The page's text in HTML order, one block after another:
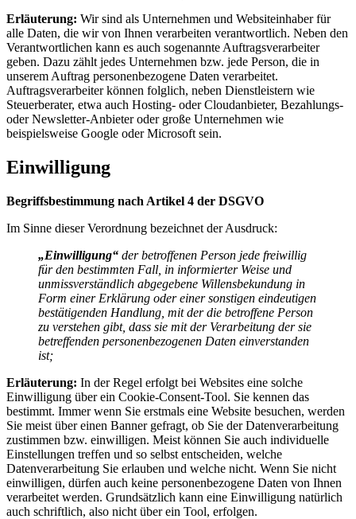
Erläuterung: Wir sind als Unternehmen und Websiteinhaber für
alle Daten, die wir von Ihnen verarbeiten verantwortlich. Neben den
Verantwortlichen kann es auch sogenannte Auftragsverarbeiter
geben. Dazu zählt jedes Unternehmen bzw. jede Person, die in
unserem Auftrag personenbezogene Daten verarbeitet.
Auftragsverarbeiter können folglich, neben Dienstleistern wie
Steuerberater, etwa auch Hosting- oder Cloudanbieter, Bezahlungs-
oder Newsletter-Anbieter oder große Unternehmen wie
beispielsweise Google oder Microsoft sein.
Einwilligung
Begriffsbestimmung nach Artikel 4 der DSGVO
Im Sinne dieser Verordnung bezeichnet der Ausdruck:
„Einwilligung“ der betroffenen Person jede freiwillig
für den bestimmten Fall, in informierter Weise und
unmissverständlich abgegebene Willensbekundung in
Form einer Erklärung oder einer sonstigen eindeutigen
bestätigenden Handlung, mit der die betroffene Person
zu verstehen gibt, dass sie mit der Verarbeitung der sie
betreffenden personenbezogenen Daten einverstanden
ist;
Erläuterung: In der Regel erfolgt bei Websites eine solche
Einwilligung über ein Cookie-Consent-Tool. Sie kennen das
bestimmt. Immer wenn Sie erstmals eine Website besuchen, werden
Sie meist über einen Banner gefragt, ob Sie der Datenverarbeitung
zustimmen bzw. einwilligen. Meist können Sie auch individuelle
Einstellungen treffen und so selbst entscheiden, welche
Datenverarbeitung Sie erlauben und welche nicht. Wenn Sie nicht
einwilligen, dürfen auch keine personenbezogene Daten von Ihnen
verarbeitet werden. Grundsätzlich kann eine Einwilligung natürlich
auch schriftlich, also nicht über ein Tool, erfolgen.